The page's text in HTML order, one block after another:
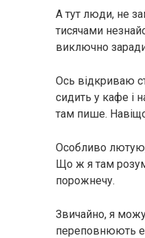
А тут люди, не
тисячами
виключно
Ось відкриваю
сидить у кафе і
там пише.
Особливо лютую,
Що ж я там
порожнечу.
Звичайно, я
переповнюють